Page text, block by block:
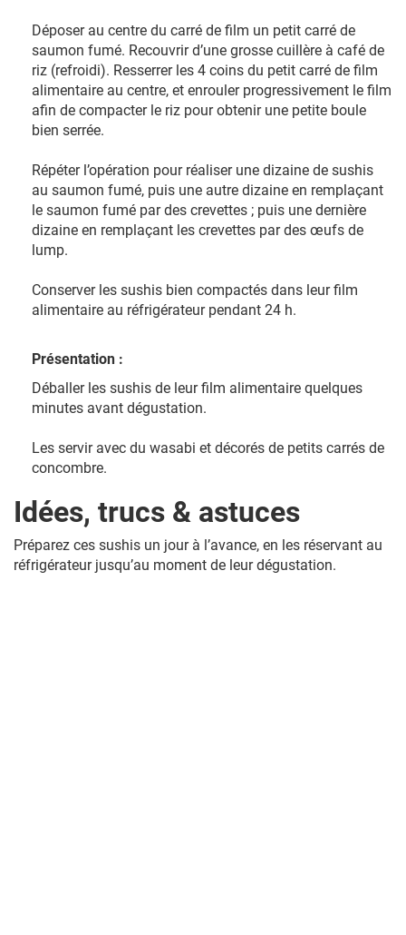
Déposer au centre du carré de film un petit carré de
saumon fumé. Recouvrir d’une grosse cuillère à café de
riz (refroidi). Resserrer les 4 coins du petit carré de film
alimentaire au centre, et enrouler progressivement le film
afin de compacter le riz pour obtenir une petite boule
bien serrée.
Répéter l’opération pour réaliser une dizaine de sushis
au saumon fumé, puis une autre dizaine en remplaçant
le saumon fumé par des crevettes ; puis une dernière
dizaine en remplaçant les crevettes par des œufs de
lump.
Conserver les sushis bien compactés dans leur film
alimentaire au réfrigérateur pendant 24 h.
Présentation :
Déballer les sushis de leur film alimentaire quelques
minutes avant dégustation.
Les servir avec du wasabi et décorés de petits carrés de
concombre.
Idées, trucs & astuces
Préparez ces sushis un jour à l’avance, en les réservant au
réfrigérateur jusqu’au moment de leur dégustation.